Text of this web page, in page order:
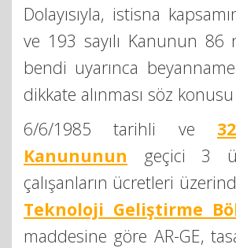
Dolayısıyla, istisna
ve 193 sayılı Kanunun 86
bendi uyarınca
dikkate alınması söz
6/6/1985 tarihli ve
Kanununun geçici 3
çalışanların ücretleri
Teknoloji Geliştirme
maddesine göre AR-GE,